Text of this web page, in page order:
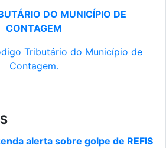
DO MUNICÍPIO DE
CONTAGEM
Tributário do Município de
Contagem.
alerta sobre golpe de REFIS